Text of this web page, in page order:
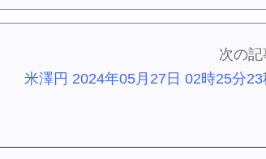
次の記
米澤円 2024年05月27日 02時25分23